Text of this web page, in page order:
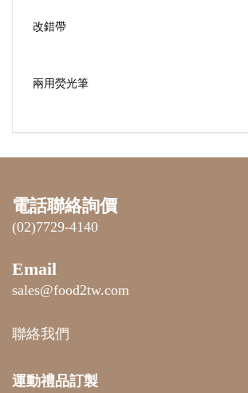
改錯帶
兩用熒光筆
電話聯絡詢價
(02)7729-4140
Email
sales@food2tw.com
聯絡我們
運動禮品訂製